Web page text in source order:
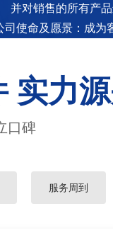
并对销售的所有产品
司使命及愿景：成为
实力
口碑
服务周到